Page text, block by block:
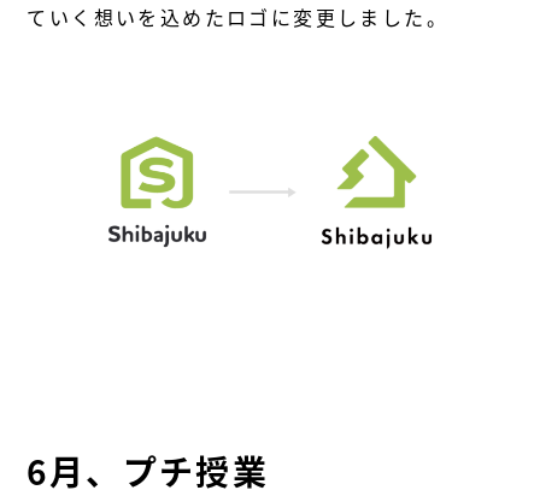
ていく想いを込めたロゴに変更しました。
6月、プチ授業